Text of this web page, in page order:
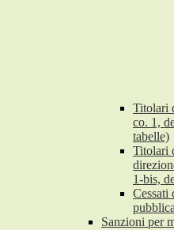
Titolari
co. 1,
tabelle)
Titolari
1-bis,
Cessati
Sanzioni per